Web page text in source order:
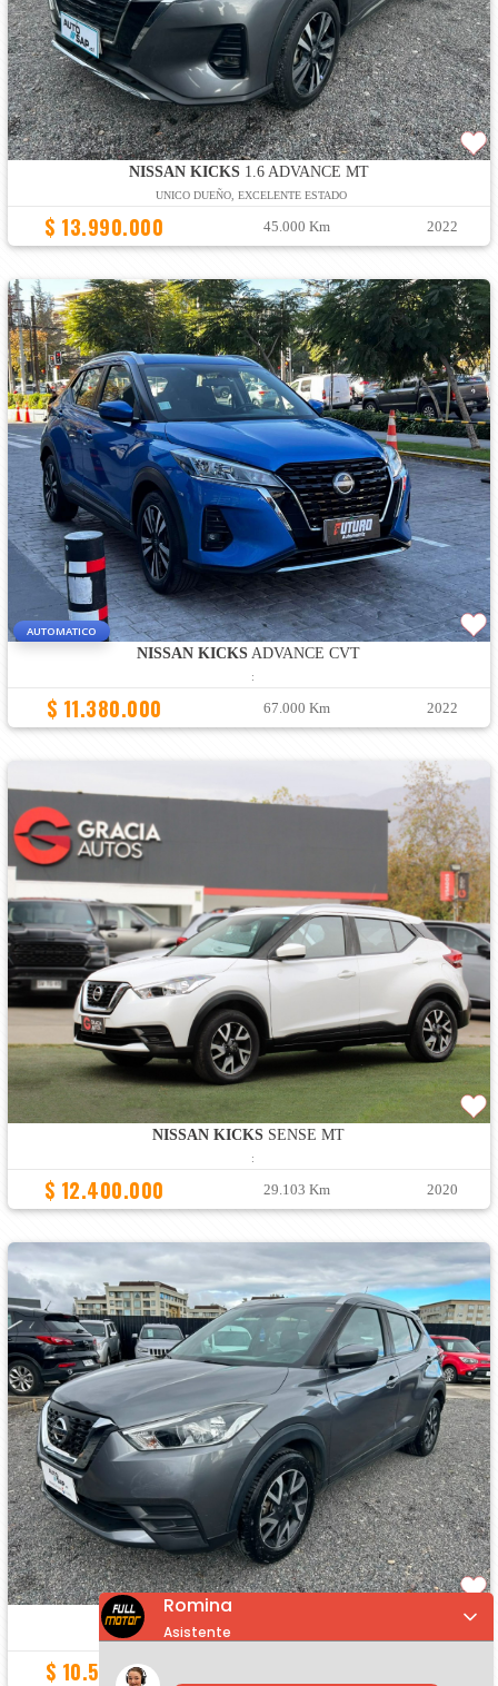
NISSAN KICKS1.6 ADVANCE MT
UNICO DUEÑO, EXCELENTE ESTADO
$ 13.990.000 45.000 Km 2022
AUTOMATICO
NISSAN KICKS ADVANCE CVT
:
$ 11.380.000 67.000 Km 2022
NISSAN KICKS SENSE MT
:
$ 12.400.000 29.103 Km 2020
NISSAN KICKS
BUEN ESTADO, DOS DUEÑOS
$ 10.590.000
Romina
Asistente